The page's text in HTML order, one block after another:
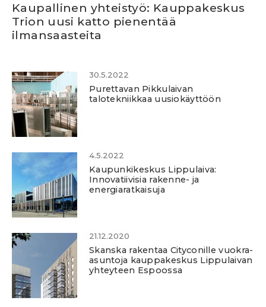
Kaupallinen yhteistyö: Kauppakeskus
Trion uusi katto pienentää
ilmansaasteita
30.5.2022
Purettavan Pikkulaivan
talotekniikkaa uusiokäyttöön
4.5.2022
Kaupunkikeskus Lippulaiva:
Innovatiivisia rakenne- ja
energiaratkaisuja
21.12.2020
Skanska rakentaa Cityconille vuokra-
asuntoja kauppakeskus Lippulaivan
yhteyteen Espoossa